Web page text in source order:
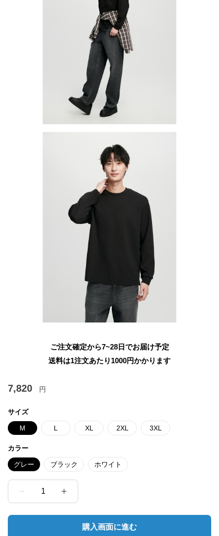
ご注文確定から7~28日でお届け予定
送料は1注文あたり 1000円かかります
7,820 円
サイズ
M L XL 2XL 3XL
カラー
グレー ブラック ホワイト
1
購入画面に進む